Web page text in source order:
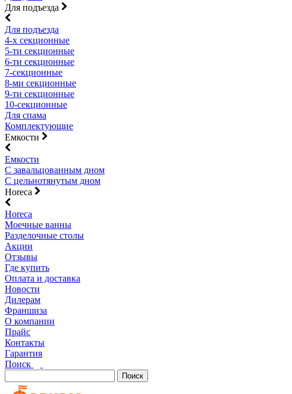
Для подъезда
Для подъезда
4-х секционные
5-ти секционные
6-ти секционные
7-секционные
8-ми секционные
9-ти секционные
10-секционные
Для спама
Комплектующие
Емкости
Емкости
С завальцованным дном
С цельнотянутым дном
Horeca
Horeca
Моечные ванны
Разделочные столы
Акции
Отзывы
Где купить
Оплата и доставка
Новости
Дилерам
Франшиза
О компании
Прайс
Контакты
Гарантия
Поиск
Поиск